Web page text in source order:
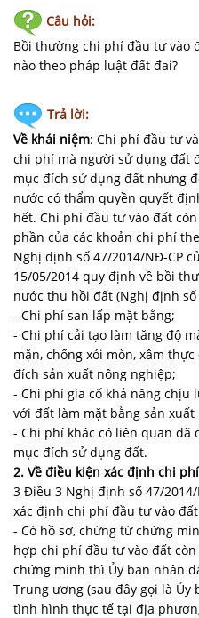
-
BIỂU
MẪU
HỆ
Câu hỏi:
Bồi thường chi phí đầu tư vào
nào theo pháp luật đất đai?
Trả lời:
Về khái niệm: Chi phí đầu tư
chi phí mà người sử dụng đất
mục đích sử dụng đất nhưng
nước có thẩm quyền quyết
hết. Chi phí đầu tư vào đất
phần của các khoản chi phí
Nghị định số 47/2014/NĐ-CP
15/05/2014 quy định về bồi
nước thu hồi đất (Nghị định số
- Chi phí san lấp mặt bằng;
- Chi phí cải tạo làm tăng độ
mặn, chống xói mòn, xâm
đích sản xuất nông nghiệp;
- Chi phí gia cố khả năng chịu
với đất làm mặt bằng sản xuất
- Chi phí khác có liên quan đã
mục đích sử dụng đất.
2. Về điều kiện xác định chi
3 Điều 3 Nghị định số 47/
xác định chi phí đầu tư vào
- Có hồ sơ, chứng từ chứng
hợp chi phí đầu tư vào đất
chứng minh thì Ủy ban nhân
Trung ương (sau đây gọi là
tình hình thực tế tại địa